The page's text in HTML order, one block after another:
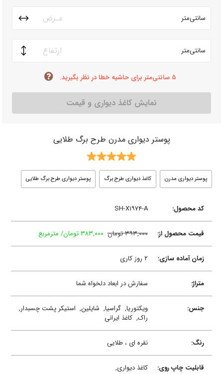
سانتی‌متر
سانتی‌متر
۵ سانتی‌متر برای حاشیه خطا در نظر بگیرید.
نمایش کاغذ دیواری و قیمت
پوستر دیواری مدرن طرح برگ طلایی
پوستر دیواری مدرن کاغذ دیواری طرح برگ پوستر دیواری طرح برگ طلایی
کد محصول: SH-X۱۹۷۴-A
قیمت محصول از: ۳۹۳,۰۰۰ تومان ۳۸۳,۰۰۰ تومان/ مترمربع
زمان آماده سازی: ۲ روز کاری
متراژ: سفارش در ابعاد دلخواه شما
جنس: ویکتوریا,گراسیا, شایلین, استیکر پشت چسبدار,
راک,کاغذ ایرانی
رنگ: نقره ای ، طلایی
قابلیت چاپ روی: کاغذ دیواری,